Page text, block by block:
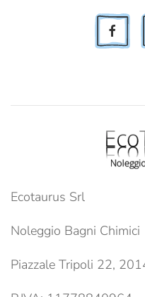
Ecotaurus Srl
Noleggio Bagni Chimici
Piazzale Tripoli 22,